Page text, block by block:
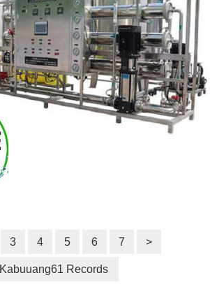
3 4 5 6 7 >
Kabuuang61 Records